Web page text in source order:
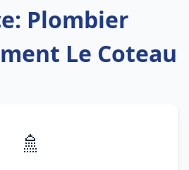
Plombier
Le Coteau
🚿